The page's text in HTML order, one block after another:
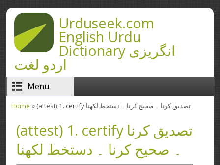
Skip to main contentUrduseek.com
English Urdu
Dictionary انگریزی
اردو لغت
Menu
Home » (attest) 1. certify تصدیق کرنا ۔ صحیح کرنا ۔ دستخط لکھنا
(attest) 1. certify تصدیق کرنا
۔ صحیح کرنا ۔ دستخط لکھنا